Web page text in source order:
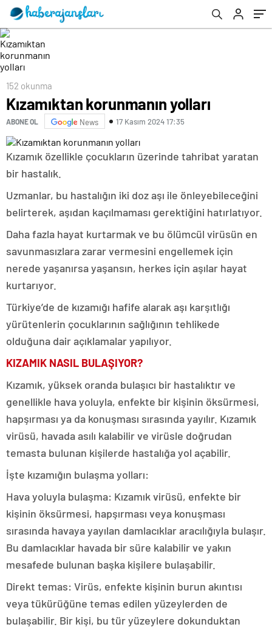
152 okunma
Kızamıktan korunmanın yolları
ABONE OL News 17 Kasım 2024 17:35
Kızamık özellikle çocukların üzerinde tahribat yaratan
bir hastalık.
Uzmanlar, bu hastalığın iki doz aşı ile önleyebileceğini
belirterek, aşıdan kaçılmaması gerektiğini hatırlatıyor.
Daha fazla hayat kurtarmak ve bu ölümcül virüsün en
savunmasızlara zarar vermesini engellemek için
nerede yaşanırsa yaşansın, herkes için aşılar hayat
kurtarıyor.
Türkiye’de de kızamığı hafife alarak aşı karşıtlığı
yürütenlerin çocuklarının sağlığının tehlikede
olduğuna dair açıklamalar yapılıyor.
KIZAMIK NASIL BULAŞIYOR?
Kızamık, yüksek oranda bulaşıcı bir hastalıktır ve
genellikle hava yoluyla, enfekte bir kişinin öksürmesi,
hapşırması ya da konuşması sırasında yayılır. Kızamık
virüsü, havada asılı kalabilir ve virüsle doğrudan
temasta bulunan kişilerde hastalığa yol açabilir.
İşte kızamığın bulaşma yolları:
Hava yoluyla bulaşma: Kızamık virüsü, enfekte bir
kişinin öksürmesi, hapşırması veya konuşması
sırasında havaya yayılan damlacıklar aracılığıyla bulaşır.
Bu damlacıklar havada bir süre kalabilir ve yakın
mesafede bulunan başka kişilere bulaşabilir.
Direkt temas: Virüs, enfekte kişinin burun akıntısı
veya tükürüğüne temas edilen yüzeylerden de
bulaşabilir. Bir kişi, bu tür yüzeylere dokunduktan